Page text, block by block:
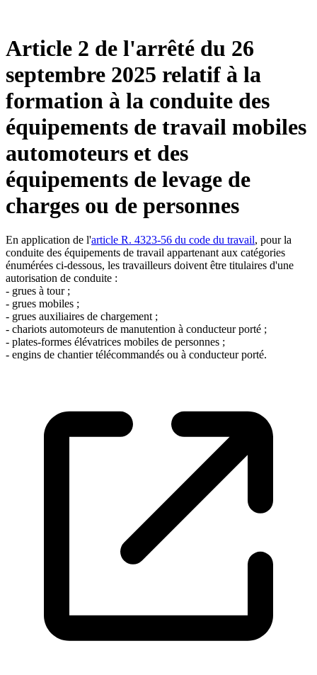
Article 2 de l'arrêté du 26
septembre 2025 relatif à la
formation à la conduite des
équipements de travail mobiles
automoteurs et des
équipements de levage de
charges ou de personnes
En application de l'article R. 4323-56 du code du travail, pour la
conduite des équipements de travail appartenant aux catégories
énumérées ci-dessous, les travailleurs doivent être titulaires d'une
autorisation de conduite :
- grues à tour ;
- grues mobiles ;
- grues auxiliaires de chargement ;
- chariots automoteurs de manutention à conducteur porté ;
- plates-formes élévatrices mobiles de personnes ;
- engins de chantier télécommandés ou à conducteur porté.